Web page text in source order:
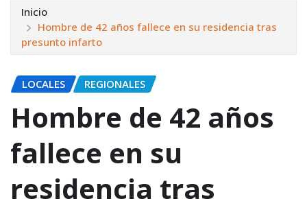
Inicio
Hombre de 42 años fallece en su residencia tras
presunto infarto
LOCALES REGIONALES
Hombre de 42 años
fallece en su
residencia tras